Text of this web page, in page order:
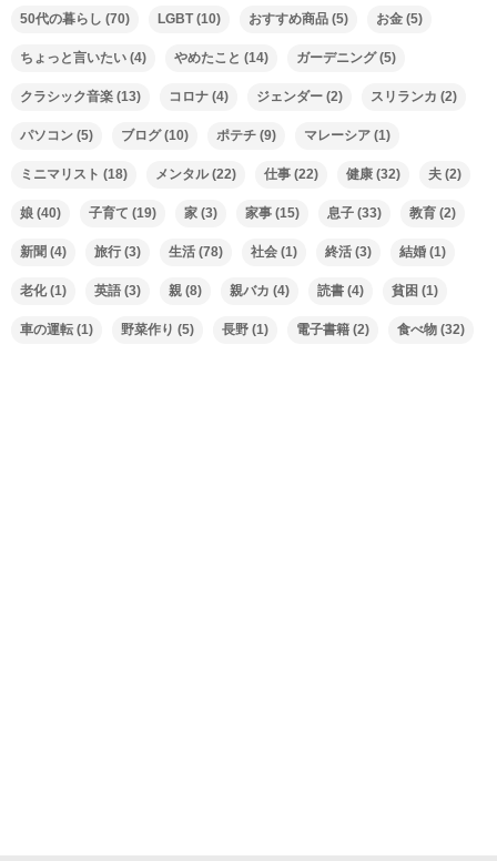
50代の暮らし (70) LGBT(10) おすすめ商品 (5) お金 (5)
ちょっと言いたい (4) やめたこと (14) ガーデニング(5)
クラシック音楽 (13) コロナ (4) ジェンダー (2) スリランカ (2)
パソコン (5) ブログ(10) ポテチ (9) マレーシア (1)
ミニマリスト (18) メンタル(22) 仕事 (22) 健康 (32) 夫 (2)
娘 (40) 子育て (19) 家 (3) 家事 (15) 息子 (33) 教育 (2)
新聞 (4) 旅行 (3) 生活 (78) 社会 (1) 終活 (3) 結婚 (1)
老化(1) 英語 (3) 親 (8) 親バカ (4) 読書 (4) 貧困 (1)
車の運転 (1) 野菜作り (5) 長野 (1) 電子書籍 (2) 食べ物 (32)